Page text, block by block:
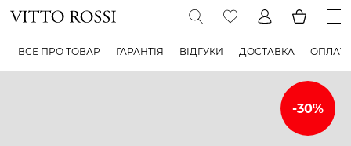
ВСЕ ПРО ТОВАР ГАРАНТІЯ ВІДГУКИ ДОСТАВКА